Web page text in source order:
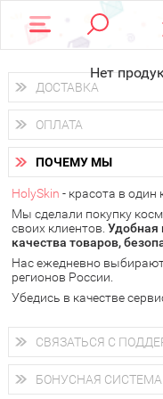
Нет
ДОСТАВКА
Доставка
Вы можете выбрать
получить заказ в
самовывоза.
В 20 городах России
следующий день.
у Вас всегда есть
доставку от HolySkin.
подробнее об
ОПЛАТА
Вы можете оплатить
наличными деньгами (
через интернет-банк
электронными
ПОЧЕМУ МЫ
HolySkin - красота в один
Мы сделали покупку
своих клиентов. Удобная
качества товаров,
Нас ежедневно выбирают
регионов России.
Убедись в качестве
СВЯЗАТЬСЯ С
+7 (800) 707-24-55
Мы будем рады ответить
магазина,
БОНУСНАЯ СИСТЕМА